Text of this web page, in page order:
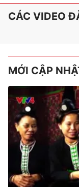
CÁC VIDEO
MỚI CẬP